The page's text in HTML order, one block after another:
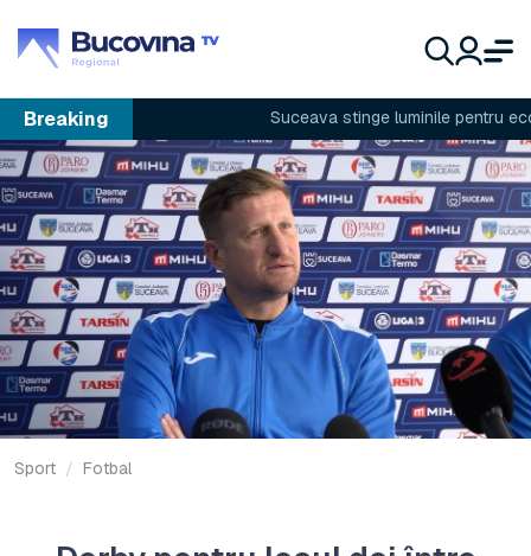
Breaking Suceava stinge luminile pentru
Sport Fotbal